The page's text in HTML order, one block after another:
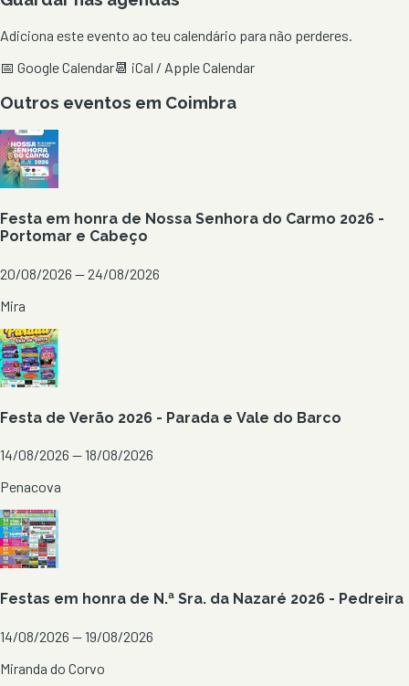
Adiciona este evento ao teu calendário para não perderes.
📅 Google Calendar📆 iCal / Apple Calendar
Outros eventos em Coimbra
Festa em honra de Nossa Senhora do Carmo 2026 -
Portomar e Cabeço
20/08/2026 — 24/08/2026
Mira
Festa de Verão 2026 - Parada e Vale do Barco
14/08/2026 — 18/08/2026
Penacova
Festas em honra de N.ª Sra. da Nazaré 2026 - Pedreira
14/08/2026 — 19/08/2026
Miranda do Corvo